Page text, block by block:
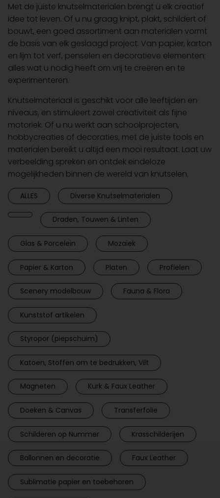
Met de juiste knutselmaterialen brengt u elk creatief
idee tot leven. Of u nu graag knipt, plakt, schildert of
bouwt, een goed assortiment aan materialen vormt
de basis van elk geslaagd project. Van papier, karton
en lijm tot verf, penselen en decoratieve elementen:
alles wat u nodig heeft om vrij te creëren en te
experimenteren.
Knutselmateriaal is geschikt voor alle leeftijden en
niveaus, en stimuleert zowel creativiteit als fijne
motoriek. Of u nu werkt aan schoolprojecten,
hobbycreaties of decoraties, met de juiste tools en
materialen bereikt u altijd een mooi resultaat. Laat uw
verbeelding spreken en ontdek eindeloze
mogelijkheden binnen de wereld van knutselen.
ALLES Diverse Knutselmaterialen
Draden, Touwen & Linten
Glas & Porcelein Mozaïek
Papier & Karton Platen Profielen
Scenery modelbouw Fauna & Flora
Kunststof artikelen
Styropor (piepschuim)
Katoen, Stoffen om te bedrukken, Vilt
Magneten Kurk & Faux Leather
Doeken & Canvas Transferfolie
Schilderen op Nummer Krasschilderijen
Ballonnen en decoratie Faux Leather
Sublimatie papier en toebehoren